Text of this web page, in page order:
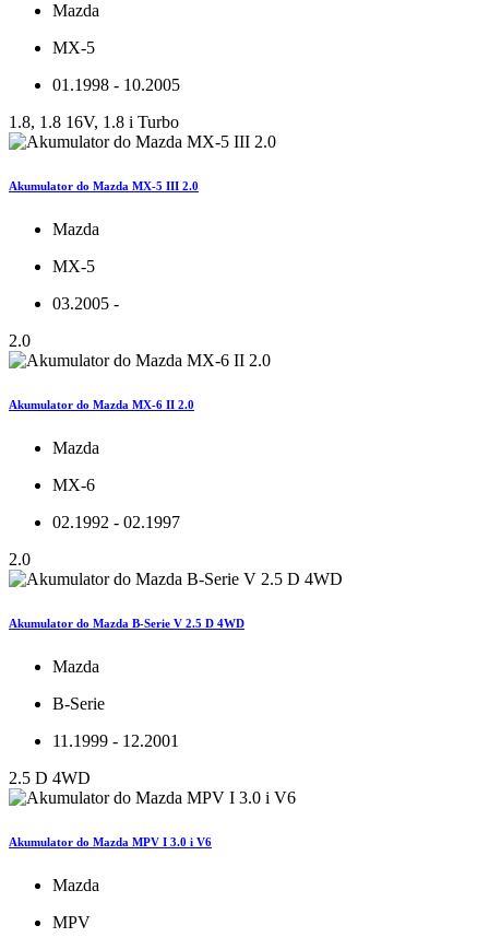
Mazda
MX-5
01.1998 - 10.2005
1.8, 1.8 16V, 1.8 i Turbo
Akumulator do Mazda MX-5 III 2.0
Mazda
MX-5
03.2005 -
2.0
Akumulator do Mazda MX-6 II 2.0
Mazda
MX-6
02.1992 - 02.1997
2.0
Akumulator do Mazda B-Serie V 2.5 D 4WD
Mazda
B-Serie
11.1999 - 12.2001
2.5 D 4WD
Akumulator do Mazda MPV I 3.0 i V6
Mazda
MPV